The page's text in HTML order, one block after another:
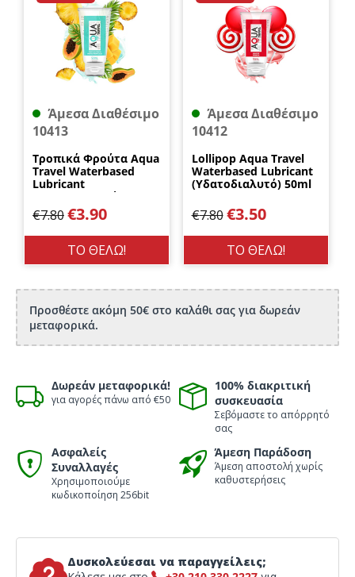
Άμεσα Διαθέσιμο
10413
Τροπικά Φρούτα Aqua
Travel Waterbased
Lubricant
(Υδατοδιαλυτό) 50ml
DreamLove
€7.80€3.90
ΤΟ ΘΕΛΩ!
Άμεσα Διαθέσιμο
10412
Lollipop Aqua Travel
Waterbased Lubricant
(Υδατοδιαλυτό) 50ml
€7.80 €3.50
ΤΟ ΘΕΛΩ!
Προσθέστε ακόμη 50€ στο καλάθι σας για δωρεάν
μεταφορικά.
Δωρεάν μεταφορικά!
για αγορές πάνω από €50
100% διακριτική
συσκευασία
Σεβόμαστε το απόρρητό
σας
Ασφαλείς
Συναλλαγές
Χρησιμοποιούμε
κωδικοποίηση 256bit
Άμεση Παράδοση
Άμεση αποστολή χωρίς
καθυστερήσεις
Δυσκολεύεσαι να παραγγείλεις;